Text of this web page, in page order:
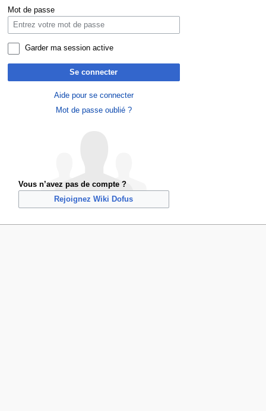
navigation
recherche
Mot de passe
Garder ma session active
Se connecter
Aide pour se connecter
Mot de passe oublié ?
Vous n’avez pas de compte ?
Rejoignez Wiki Dofus